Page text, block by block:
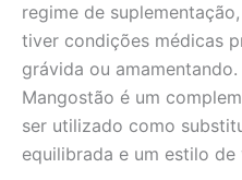
regime de
tiver condições médicas
grávida ou
Mangostão é um
ser utilizado como
equilibrada e um estilo de